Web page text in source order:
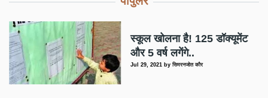
स्कूल खोलना है! 125 डॉक्यूमेंट
और 5 वर्ष लगेंगे..
Jul 29, 2021 byसिमरनजोत कौर